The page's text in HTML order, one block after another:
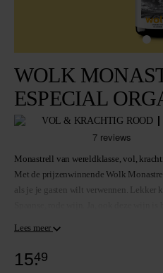
WOLK
ESPECIAL
VOL & KRACHTIG ROOD
Monastrell van wereldklasse, vol,
Met de prijzenwinnende Wolk
als je je gasten wilt verwennen. Lekker
Wat schotel jij je gasten voor?
Lees meer
15.49